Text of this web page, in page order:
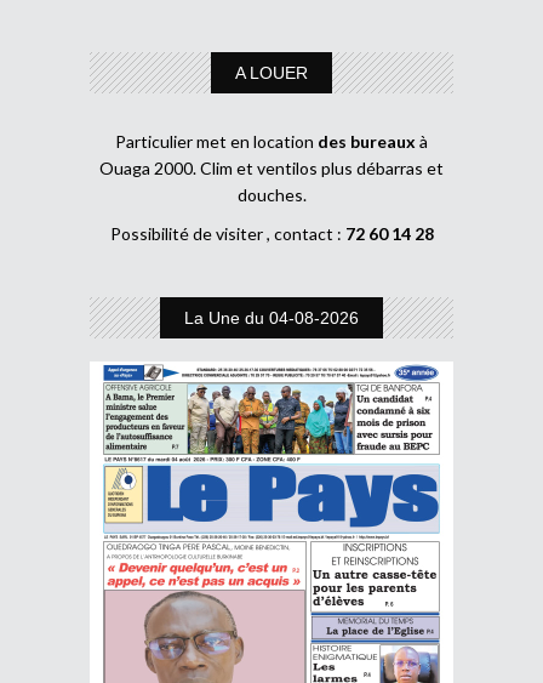
A LOUER
Particulier met en location des bureaux à
Ouaga 2000. Clim et ventilos plus débarras et
douches.
Possibilité de visiter , contact : 72 60 14 28
La Une du 04-08-2026